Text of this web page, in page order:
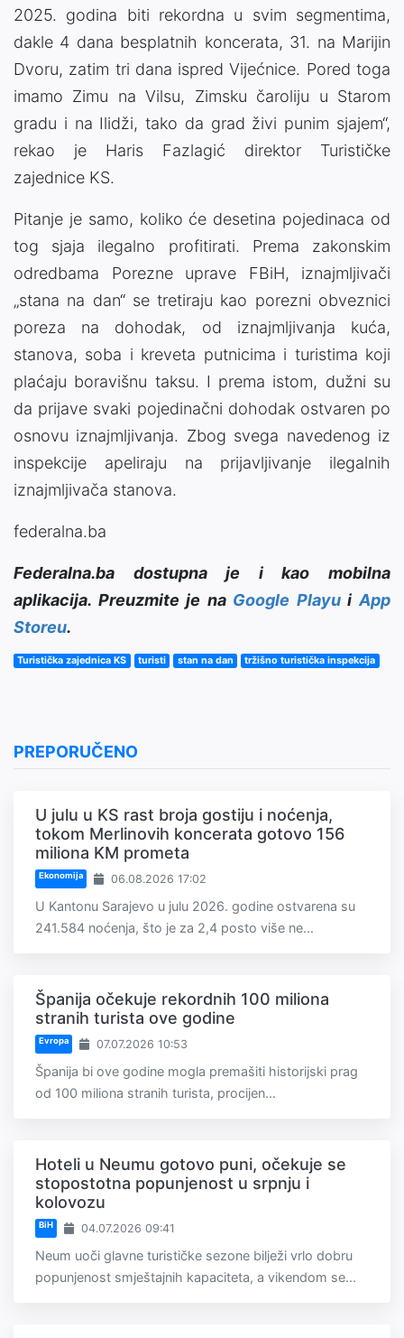
2025. godina biti rekordna u svim segmentima,
dakle 4 dana besplatnih koncerata, 31. na Marijin
Dvoru, zatim tri dana ispred Vijećnice. Pored toga
imamo Zimu na Vilsu, Zimsku čaroliju u Starom
gradu i na Ilidži, tako da grad živi punim sjajem“,
rekao je Haris Fazlagić direktor Turističke
zajednice KS.
Pitanje je samo, koliko će desetina pojedinaca od
tog sjaja ilegalno profitirati. Prema zakonskim
odredbama Porezne uprave FBiH, iznajmljivači
„stana na dan“ se tretiraju kao porezni obveznici
poreza na dohodak, od iznajmljivanja kuća,
stanova, soba i kreveta putnicima i turistima koji
plaćaju boravišnu taksu. I prema istom, dužni su
da prijave svaki pojedinačni dohodak ostvaren po
osnovu iznajmljivanja. Zbog svega navedenog iz
inspekcije apeliraju na prijavljivanje ilegalnih
iznajmljivača stanova.
federalna.ba
Federalna.ba dostupna je i kao mobilna
aplikacija. Preuzmite je na Google PlayuiApp
Storeu.
Turistička zajednica KS turisti stan na dan tržišno turistička inspekcija
PREPORUČENO
U julu u KS rast broja gostiju i noćenja,
tokom Merlinovih koncerata gotovo 156
miliona KM prometa
Ekonomija 06.08.2026 17:02
U Kantonu Sarajevo u julu 2026. godine ostvarena su
241.584 noćenja, što je za 2,4 posto više ne...
Španija očekuje rekordnih 100 miliona
stranih turista ove godine
Evropa 07.07.2026 10:53
Španija bi ove godine mogla premašiti historijski prag
od 100 miliona stranih turista, procijen...
Hoteli u Neumu gotovo puni, očekuje se
stopostotna popunjenost u srpnju i
kolovozu
BiH 04.07.2026 09:41
Neum uoči glavne turističke sezone bilježi vrlo dobru
popunjenost smještajnih kapaciteta, a vikendom se...